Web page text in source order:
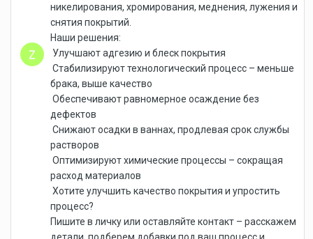
никелирования, хромирования, меднения, лужения и
снятия покрытий.
Наши решения:
Улучшают адгезию и блеск покрытия
Стабилизируют технологический процесс – меньше
брака, выше качество
Обеспечивают равномерное осаждение без
дефектов
Снижают осадки в ваннах, продлевая срок службы
растворов
Оптимизируют химические процессы – сокращая
расход материалов
Хотите улучшить качество покрытия и упростить
процесс?
Пишите в личку или оставляйте контакт – расскажем
детали, подберем добавки под ваш процесс и